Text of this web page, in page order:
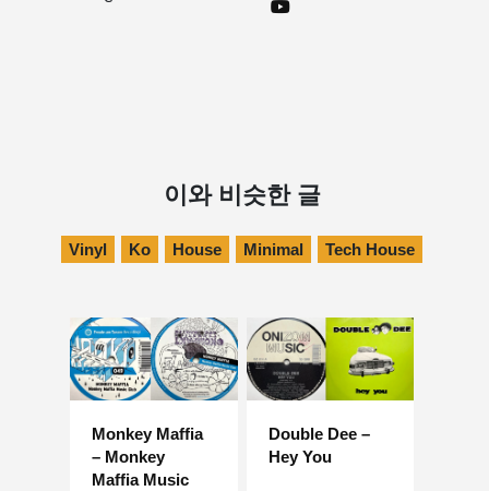
이와 비슷한 글
Vinyl Ko House Minimal Tech House
Monkey Maffia
– Monkey
Maffia Music
Double Dee –
Hey You